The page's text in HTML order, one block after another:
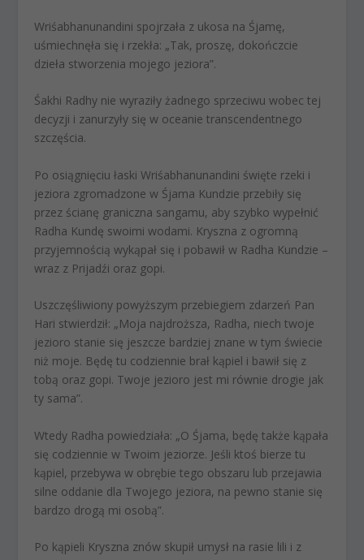
Wriśabhanunandini spojrzała z ukosa na Śjamę,
uśmiechnęła się i rzekła: „Tak, proszę, dokończcie
dzieła stworzenia mojego jeziora”.
Śakhi Radhy nie wyraziły żadnego sprzeciwu wobec tej
decyzji i zanurzyły się w oceanie transcendentnego
szczęścia.
Po osiągnięciu łaski Wriśabhanunandini święte rzeki i
jeziora zgromadzone w Śjama Kundzie przebiły się
przez ścianę graniczna sangamu, aby szybko wypełnić
Radha Kundę swoimi wodami. Kryszna z ogromną
przyjemnością wykąpał się i pobawił w Radha Kundzie –
wraz z Prijadźi oraz gopi.
Uszczęśliwiony powyższym przebiegiem zdarzeń Pan
Hari stwierdził: „Moja najdroższa, Radha, niech twoje
jezioro stanie się jeszcze bardziej znane w tym świecie
niż moje. Będę tu codziennie brał kąpiel i bawił się z
tobą oraz gopi. Twoje jezioro jest mi równie drogie jak
ty sama”.
Wtedy Radha powiedziała: „O Śjama, będę także kąpała
się codziennie w Twoim jeziorze. Jeśli ktoś bierze tu
kąpiel, przebywa w obrębie tego obszaru lub przejawia
silne oddanie dla Twojego jeziora, na pewno stanie się
bardzo drogą mi osobą”.
Po kąpieli Kryszna znów skupił umysł na rasie lili i z